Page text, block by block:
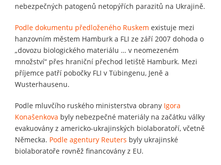
nebezpečných patogenů netopýřích parazitů na Ukrajině.
Podle dokumentu předloženého Ruskem existuje mezi
hanzovním městem Hamburk a FLI ze září 2007 dohoda o
„dovozu biologického materiálu … v neomezeném
množství“ přes hraniční přechod letiště Hamburk. Mezi
příjemce patří pobočky FLI v Tübingenu, Jeně a
Wusterhausenu.
Podle mluvčího ruského ministerstva obrany Igora
Konašenkova byly nebezpečné materiály na začátku války
evakuovány z americko-ukrajinských biolaboratoří, včetně
Německa. Podle agentury Reuters byly ukrajinské
biolaboratoře rovněž financovány z EU.